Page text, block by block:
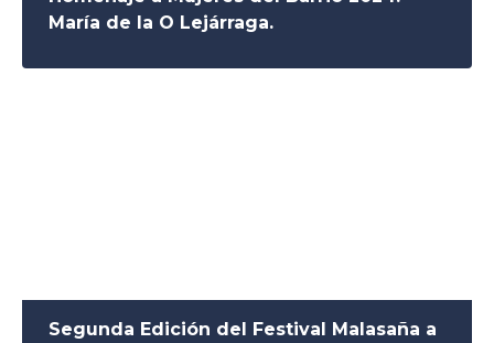
María de la O Lejárraga.
Segunda Edición del Festival Malasaña a